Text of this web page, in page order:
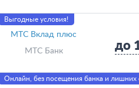
Выгодные условия!
МТС Вклад плюс
МТС Банк
до
Онлайн, без посещения банка и лишних